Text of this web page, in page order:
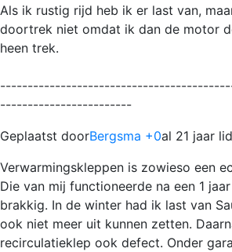
Als ik rustig rijd heb ik er last van,
doortrek niet omdat ik dan de motor
heen trek.
------------------------
Geplaatst doorBergsma +0al 21 jaar lid
Verwarmingskleppen is zowieso een
Die van mij functioneerde na een 1
brakkig. In de winter had ik last van
ook niet meer uit kunnen zetten.
recirculatieklep ook defect. Onder